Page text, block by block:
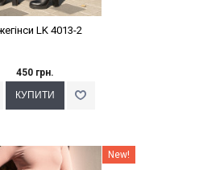
LK 4013-2
450 грн.
Варіант з % New!